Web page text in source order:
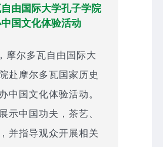
由国际大学孔子学院
国文化体验活动
摩尔多瓦自由国际大
赴摩尔多瓦国家历史
中国文化体验活动。
示中国功夫，茶艺、
并指导观众开展相关